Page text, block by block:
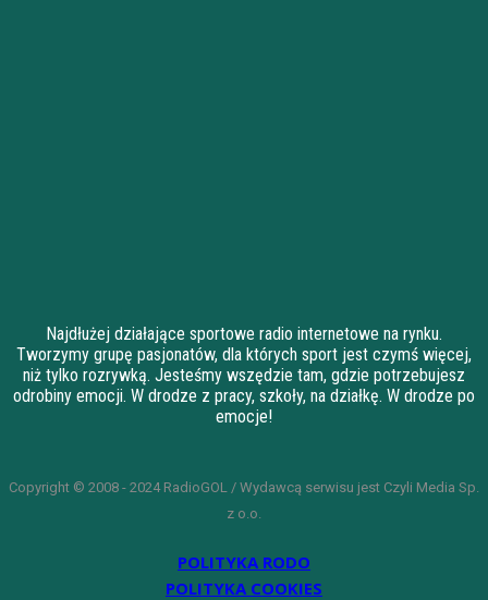
Najdłużej działające sportowe radio internetowe na rynku.
Tworzymy grupę pasjonatów, dla których sport jest czymś więcej,
niż tylko rozrywką. Jesteśmy wszędzie tam, gdzie potrzebujesz
odrobiny emocji. W drodze z pracy, szkoły, na działkę. W drodze po
emocje!
Copyright © 2008 - 2024 RadioGOL / Wydawcą serwisu jest Czyli Media Sp.
z o.o.
POLITYKA RODO
POLITYKA COOKIES